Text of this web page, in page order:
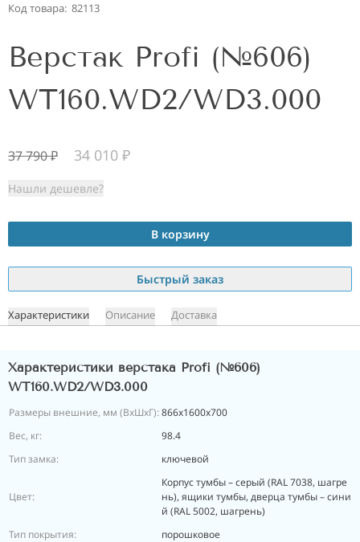
Код товара: 82113
Верстак Profi (№606)
WT160.WD2/WD3.000
37 790₽ 34 010 ₽
Нашли дешевле?
В корзину
Быстрый заказ
Характеристики Описание Доставка
Характеристики верстака Profi (№606)
WT160.WD2/WD3.000
Размеры внешние, мм (ВхШхГ):866x1600x700
Вес, кг:
98.4
Тип замка:
ключевой
Цвет:
Корпус тумбы – серый (RAL 7038, шагре
нь), ящики тумбы, дверца тумбы – сини
й (RAL 5002, шагрень)
Тип покрытия:
порошковое